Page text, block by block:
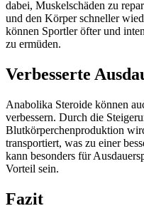
dabei, Muskelschäden zu
und den Körper schneller
können Sportler öfter und
zu ermüden.
Verbesserte
Anabolika Steroide können
verbessern. Durch die
Blutkörperchenproduktion
transportiert, was zu einer
kann besonders für
Vorteil sein.
Fazit